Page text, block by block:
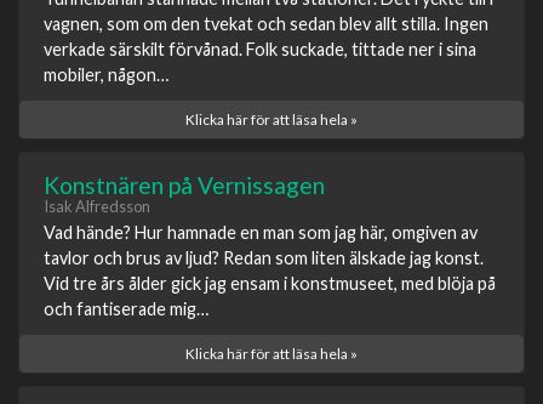
vagnen, som om den tvekat och sedan blev allt stilla. Ingen
verkade särskilt förvånad. Folk suckade, tittade ner i sina
mobiler, någon…
Klicka här för att läsa hela »
Konstnären på Vernissagen
Isak Alfredsson
Vad hände? Hur hamnade en man som jag här, omgiven av
tavlor och brus av ljud? Redan som liten älskade jag konst.
Vid tre års ålder gick jag ensam i konstmuseet, med blöja på
och fantiserade mig…
Klicka här för att läsa hela »